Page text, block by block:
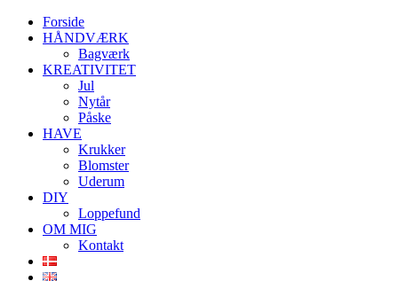
Forside
HÅNDVÆRK
Bagværk
KREATIVITET
Jul
Nytår
Påske
HAVE
Krukker
Blomster
Uderum
DIY
Loppefund
OM MIG
Kontakt